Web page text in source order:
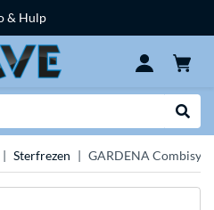
& Hulp
Sterfrezen GARDENA